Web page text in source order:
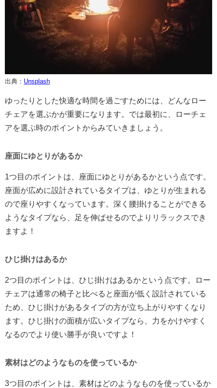
出典： Unsplash
ゆったりとした快適な時間を過ごすためには、どんなロー
チェアを選ぶかが重要になります。では最初に、ローチェ
アを選ぶ時のポイントからみていきましょう。
座面にゆとりがあるか
1つ目のポイントは、座面にゆとりがあるかという点です。
座面が広めに設計されているタイプは、ゆとりが生まれる
ので座りやすくなっています。深く腰掛けることができる
ようなタイプなら、足を伸ばせるのでよりリラックスでき
ますよ！
ひじ掛けはあるか
2つ目のポイントは、ひじ掛けはあるかという点です。ロー
チェアは通常の椅子と比べると座面が低く設計されている
ため、ひじ掛けがあるタイプの方が立ち上がりやすくなり
ます。ひじ掛けの面積が広いタイプなら、力をかけやすく
なるのでより使い勝手が良いですよ！
素材はどのようなものを使っているか
3つ目のポイントは、素材はどのようなものを使っているか